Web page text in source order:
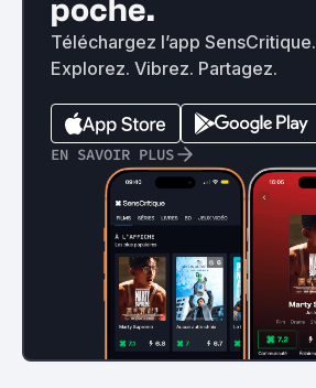
poche.
Téléchargez l’app SensCritique.
Explorez. Vibrez. Partagez.
EN SAVOIR PLUS